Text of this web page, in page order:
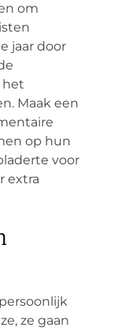
om
jaar door
het
Maak een
op hun
voor
extra
ze gaan